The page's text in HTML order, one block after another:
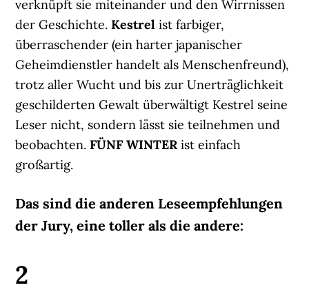
verknüpft sie miteinander und den Wirrnissen
der Geschichte. Kestrel ist farbiger,
überraschender (ein harter japanischer
Geheimdienstler handelt als Menschenfreund),
trotz aller Wucht und bis zur Unerträglichkeit
geschilderten Gewalt überwältigt Kestrel seine
Leser nicht, sondern lässt sie teilnehmen und
beobachten. FÜNF WINTERist einfach
großartig.
Das sind die anderen Leseempfehlungen
der Jury, eine toller als die andere:
2